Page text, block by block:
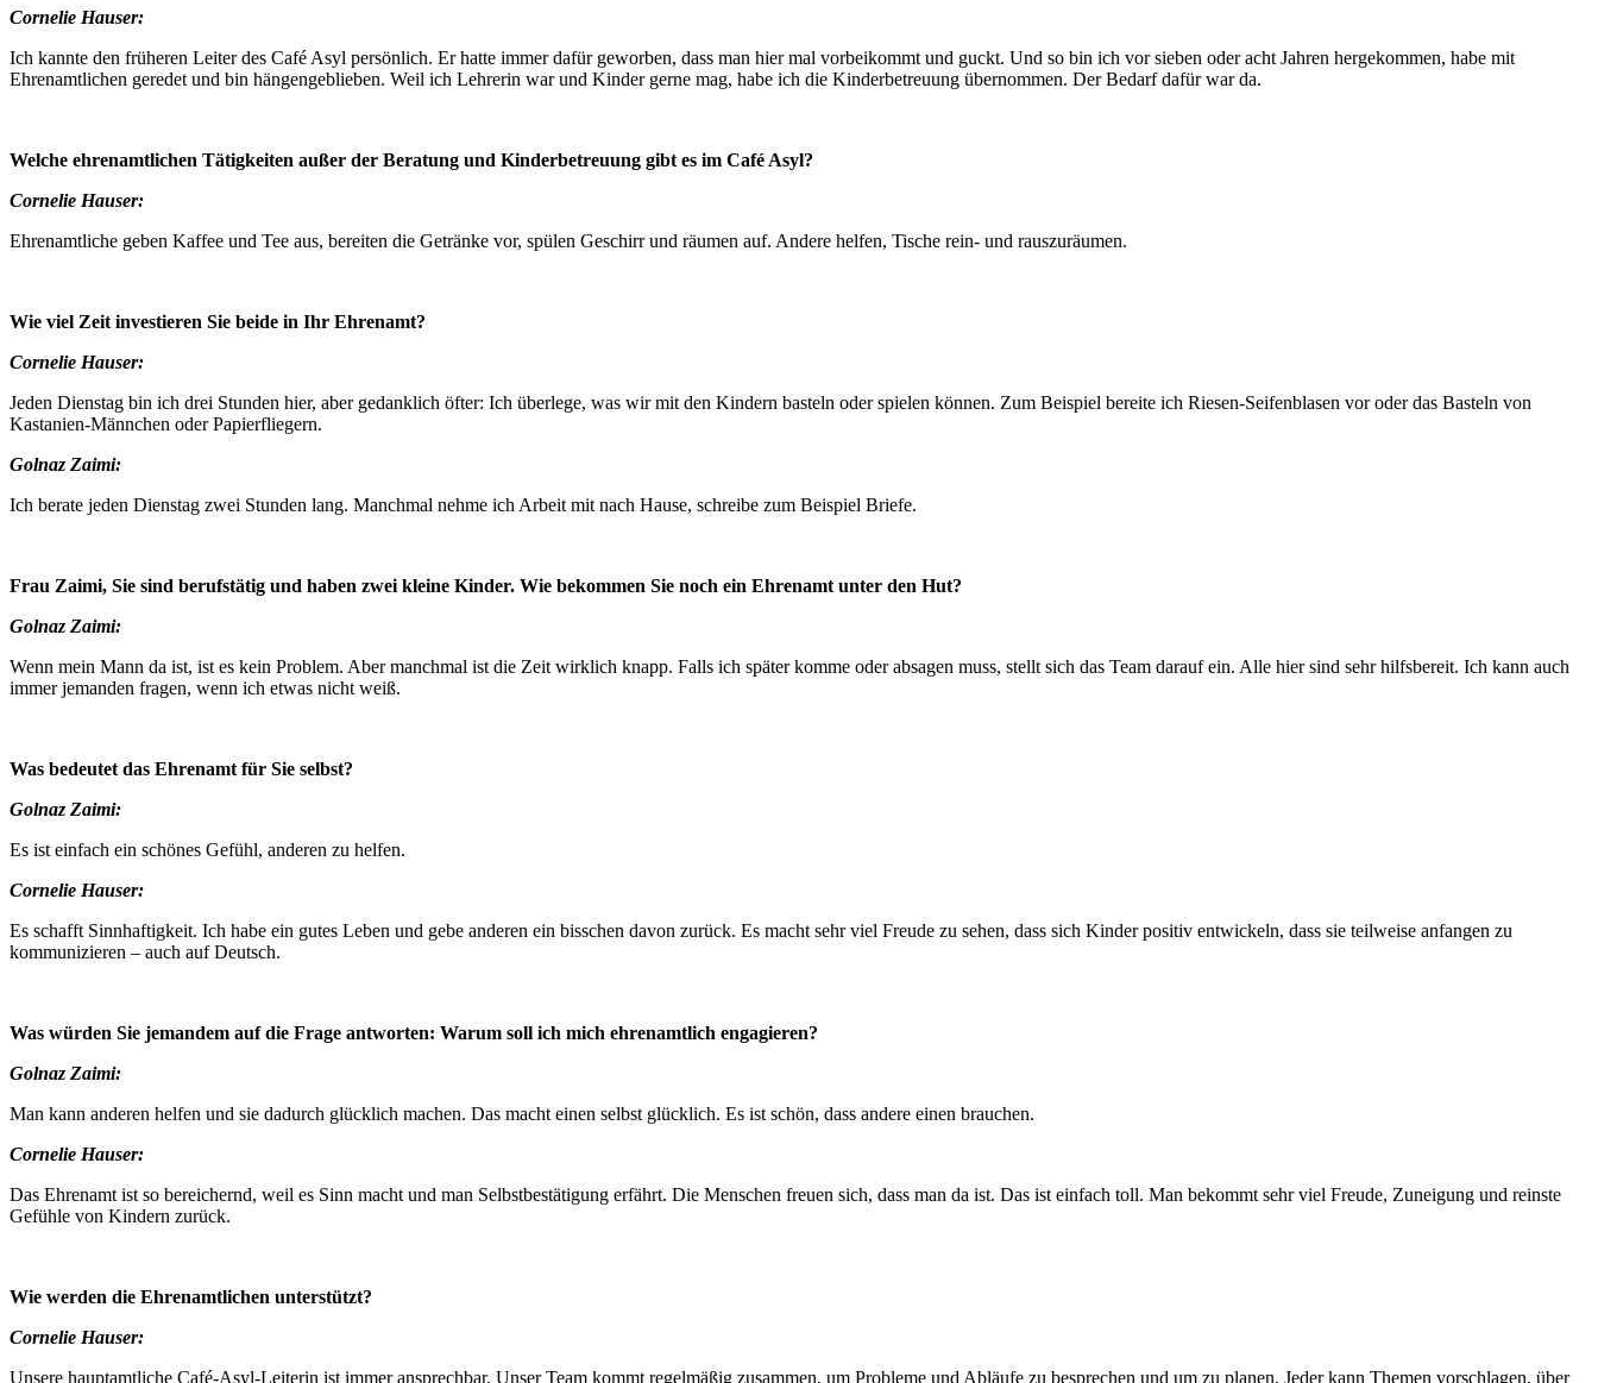
Cornelie Hauser:
Ich kannte den früheren Leiter des Café Asyl persönlich. Er hatte immer dafür geworben, dass man hier mal vorbeikommt und guckt. Und so bin ich vor sieben oder acht Jahren hergekommen, habe mit
Ehrenamtlichen geredet und bin hängengeblieben. Weil ich Lehrerin war und Kinder gerne mag, habe ich die Kinderbetreuung übernommen. Der Bedarf dafür war da.
Welche ehrenamtlichen Tätigkeiten außer der Beratung und Kinderbetreuung gibt es im Café Asyl?
Cornelie Hauser:
Ehrenamtliche geben Kaffee und Tee aus, bereiten die Getränke vor, spülen Geschirr und räumen auf. Andere helfen, Tische rein- und rauszuräumen.
Wie viel Zeit investieren Sie beide in Ihr Ehrenamt?
Cornelie Hauser:
Jeden Dienstag bin ich drei Stunden hier, aber gedanklich öfter: Ich überlege, was wir mit den Kindern basteln oder spielen können. Zum Beispiel bereite ich Riesen-Seifenblasen vor oder das Basteln von
Kastanien-Männchen oder Papierfliegern.
Golnaz Zaimi:
Ich berate jeden Dienstag zwei Stunden lang. Manchmal nehme ich Arbeit mit nach Hause, schreibe zum Beispiel Briefe.
Frau Zaimi, Sie sind berufstätig und haben zwei kleine Kinder. Wie bekommen Sie noch ein Ehrenamt unter den Hut?
Golnaz Zaimi:
Wenn mein Mann da ist, ist es kein Problem. Aber manchmal ist die Zeit wirklich knapp. Falls ich später komme oder absagen muss, stellt sich das Team darauf ein. Alle hier sind sehr hilfsbereit. Ich kann auch
immer jemanden fragen, wenn ich etwas nicht weiß.
Was bedeutet das Ehrenamt für Sie selbst?
Golnaz Zaimi:
Es ist einfach ein schönes Gefühl, anderen zu helfen.
Cornelie Hauser:
Es schafft Sinnhaftigkeit. Ich habe ein gutes Leben und gebe anderen ein bisschen davon zurück. Es macht sehr viel Freude zu sehen, dass sich Kinder positiv entwickeln, dass sie teilweise anfangen zu
kommunizieren – auch auf Deutsch.
Was würden Sie jemandem auf die Frage antworten: Warum soll ich mich ehrenamtlich engagieren?
Golnaz Zaimi:
Man kann anderen helfen und sie dadurch glücklich machen. Das macht einen selbst glücklich. Es ist schön, dass andere einen brauchen.
Cornelie Hauser:
Das Ehrenamt ist so bereichernd, weil es Sinn macht und man Selbstbestätigung erfährt. Die Menschen freuen sich, dass man da ist. Das ist einfach toll. Man bekommt sehr viel Freude, Zuneigung und reinste
Gefühle von Kindern zurück.
Wie werden die Ehrenamtlichen unterstützt?
Cornelie Hauser:
Unsere hauptamtliche Café-Asyl-Leiterin ist immer ansprechbar. Unser Team kommt regelmäßig zusammen, um Probleme und Abläufe zu besprechen und um zu planen. Jeder kann Themen vorschlagen, über